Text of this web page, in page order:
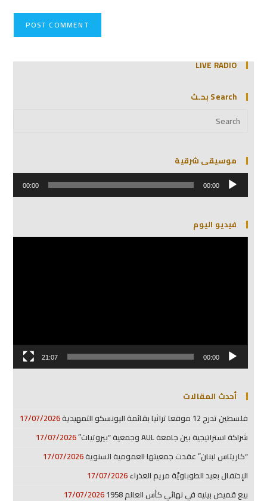
LIVE RADIO
Search بحـث
موسيقى شرقية
مشغل
الصوت 00:00
00:00
فيديو اليوم
مشغل
00:00
21:07
أحدث المقالات
فلسطين تدرج 12 موقعا تراثيا بقائمة اليونسكو التمهيدية
17/07/2026
شراكة استراتيجية بين جامعة AUL وجمعية “بيروتيات”
17/07/2026
“كاريتاس لبنان” عقدت جمعيتها العمومية السنوية17/07/2026
الإحتفال بعيد الطوباويَّة مريم العذراء17/07/2026
بيع قميص بيليه في نهائي كأس العالم 1958
17/07/2026